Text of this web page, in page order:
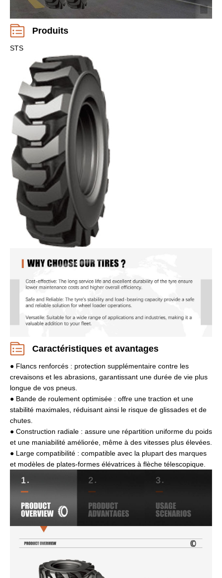
Produits
STS
Caractéristiques et avantages
● Flancs renforcés : protection supplémentaire contre les
crevaisons et les abrasions, garantissant une durée de vie plus
longue de vos pneus.
● Bande de roulement optimisée : offre une traction et une
stabilité maximales, réduisant ainsi le risque de glissades et de
chutes.
● Construction radiale : assure une répartition uniforme du poids
et une maniabilité améliorée, même à des vitesses plus élevées.
● Large compatibilité : compatible avec la plupart des marques
et modèles de plates-formes élévatrices à flèche télescopique.